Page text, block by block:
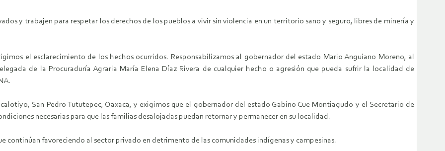
y trabajen para respetar los derechos de los pueblos a vivir sin violencia en un territorio sano y seguro, libres de minería y
el esclarecimiento de los hechos ocurridos. Responsabilizamos al gobernador del estado Mario Anguiano Moreno, al
de la Procuraduría Agraria María Elena Díaz Rivera de cualquier hecho o agresión que pueda sufrir la localidad de
San Pedro Tututepec, Oaxaca, y exigimos que el gobernador del estado Gabino Cue Montiagudo y el Secretario de
necesarias para que las familias desalojadas puedan retornar y permanecer en su localidad.
continúan favoreciendo al sector privado en detrimento de las comunidades indígenas y campesinas.